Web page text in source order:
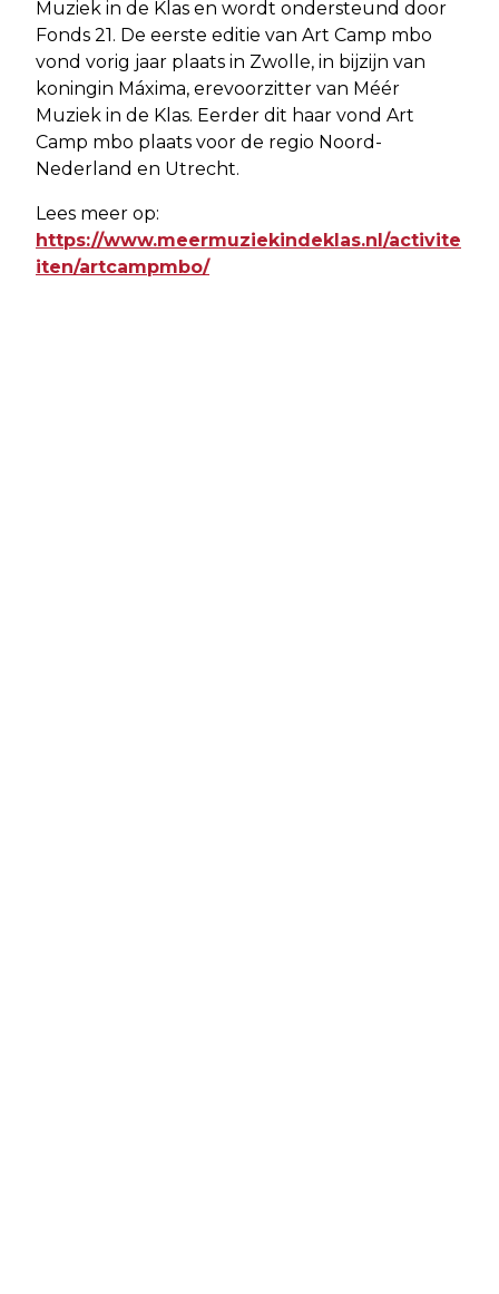
Muziek in de Klas en wordt ondersteund door
Fonds 21. De eerste editie van Art Camp mbo
vond vorig jaar plaats in Zwolle, in bijzijn van
koningin Máxima, erevoorzitter van Méér
Muziek in de Klas. Eerder dit haar vond Art
Camp mbo plaats voor de regio Noord-
Nederland en Utrecht.
Lees meer op:
https://www.meermuziekindeklas.nl/activite
iten/artcampmbo/